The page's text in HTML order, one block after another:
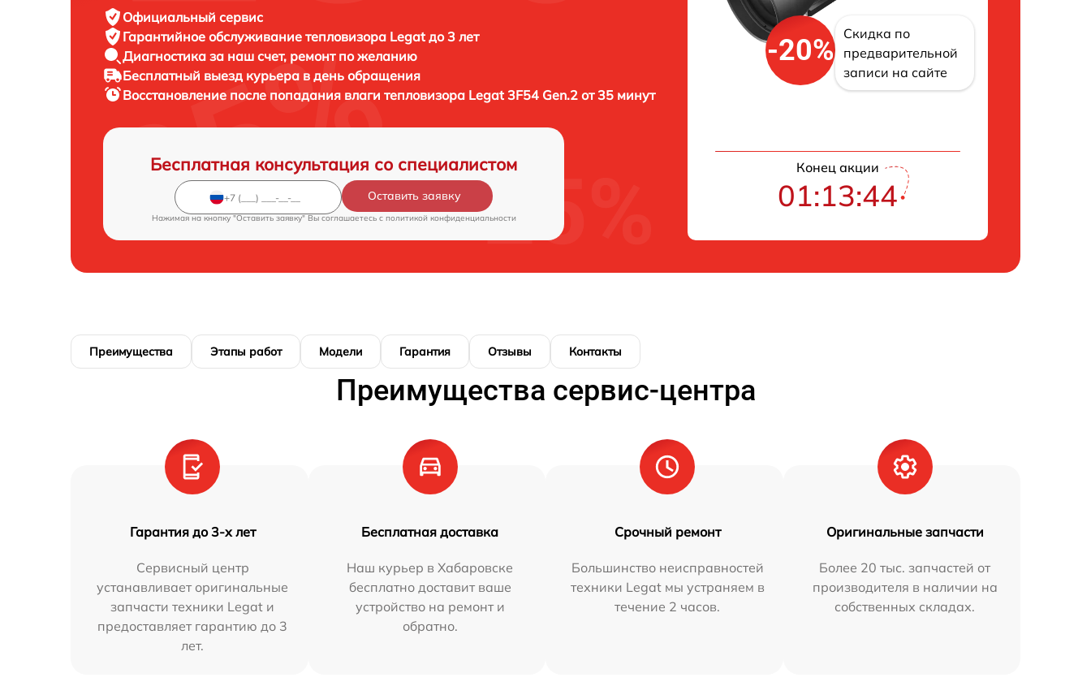
Официальный сервис
Гарантийное обслуживание тепловизора Legat до 3 лет
Диагностика за наш счет, ремонт по желанию
Бесплатный выезд курьера в день обращения
Восстановление после попадания влаги тепловизора Legat 3F54 Gen.2 от 35 минут
Бесплатная консультация со специалистом
Оставить заявку
Нажимая на кнопку "Оставить заявку" Вы соглашаетесь c политикой конфиденциальности
-20%
Скидка по
предварительной
записи на сайте
Конец акции
01:13:43
Преимущества Этапы работ Модели Гарантия Отзывы Контакты
Преимущества сервис-центра
Гарантия до 3-х лет
Сервисный центр
устанавливает оригинальные
запчасти техники Legat и
предоставляет гарантию до 3
лет.
Бесплатная доставка
Наш курьер в Хабаровске
бесплатно доставит ваше
устройство на ремонт и
обратно.
Срочный ремонт
Большинство неисправностей
техники Legat мы устраняем в
течение 2 часов.
Оригинальные запчасти
Более 20 тыс. запчастей от
производителя в наличии на
собственных складах.